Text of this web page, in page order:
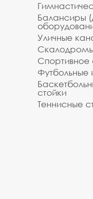
Балансиры
Уличные
Спортивное
Футбольные
стойки
Теннисные